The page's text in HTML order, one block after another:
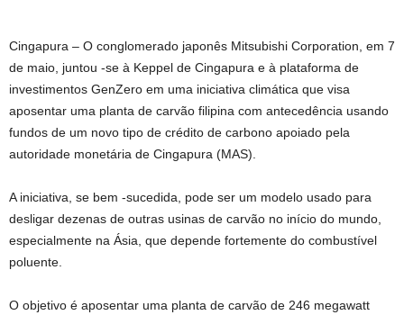
Cingapura – O conglomerado japonês Mitsubishi Corporation, em 7
de maio, juntou -se à Keppel de Cingapura e à plataforma de
investimentos GenZero em uma iniciativa climática que visa
aposentar uma planta de carvão filipina com antecedência usando
fundos de um novo tipo de crédito de carbono apoiado pela
autoridade monetária de Cingapura (MAS).
A iniciativa, se bem -sucedida, pode ser um modelo usado para
desligar dezenas de outras usinas de carvão no início do mundo,
especialmente na Ásia, que depende fortemente do combustível
poluente.
O objetivo é aposentar uma planta de carvão de 246 megawatt